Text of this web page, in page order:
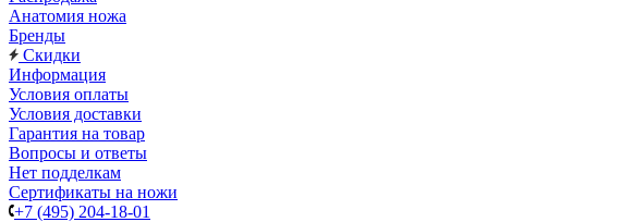
Анатомия ножа
Бренды
Скидки
Информация
Условия оплаты
Условия доставки
Гарантия на товар
Вопросы и ответы
Нет подделкам
Сертификаты на ножи
+7 (495) 204-18-01